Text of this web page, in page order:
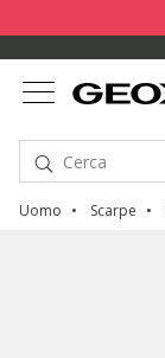
Uomo Scarpe